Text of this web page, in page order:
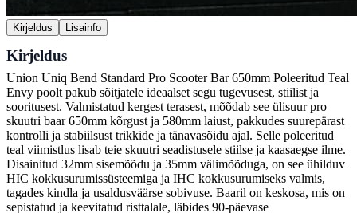
Kirjeldus Lisainfo
Kirjeldus
Union Uniq Bend Standard Pro Scooter Bar 650mm Poleeritud Teal
Envy poolt pakub sõitjatele ideaalset segu tugevusest, stiilist ja
sooritusest. Valmistatud kergest terasest, mõõdab see ülisuur pro
skuutri baar 650mm kõrgust ja 580mm laiust, pakkudes suurepärast
kontrolli ja stabiilsust trikkide ja tänavasõidu ajal. Selle poleeritud
teal viimistlus lisab teie skuutri seadistusele stiilse ja kaasaegse ilme.
Disainitud 32mm sisemõõdu ja 35mm välimõõduga, on see ühilduv
HIC kokkusurumissüsteemiga ja IHC kokkusurumiseks valmis,
tagades kindla ja usaldusväärse sobivuse. Baaril on keskosa, mis on
sepistatud ja keevitatud risttalale, läbides 90-päevase